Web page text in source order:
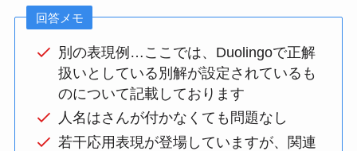
回答メモ
別の表現例…ここでは、Duolingoで正解
扱いとしている別解が設定されているも
のについて記載しております
人名はさんが付かなくても問題なし
若干応用表現が登場していますが、関連